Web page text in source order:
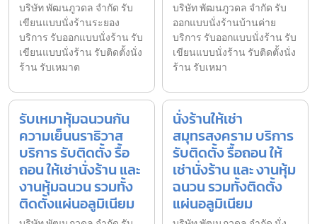
บริษัท พัฒนภูวดล จำกัด รับ
เขียนแบบนั่งร้านระยอง
บริการ รับออกแบบนั่งร้าน รับ
เขียนแบบนั่งร้าน รับติดตั้งนั่ง
ร้าน รับเหมาต
บริษัท พัฒนภูวดล จำกัด รับ
ออกแบบนั่งร้านบ้านค่าย
บริการ รับออกแบบนั่งร้าน รับ
เขียนแบบนั่งร้าน รับติดตั้งนั่ง
ร้าน รับเหมา
รับเหมาหุ้มฉนวนกัน
ความเย็นนราธิวาส
บริการ รับติดตั้ง รื้อ
ถอน ให้เช่านั่งร้าน และ
งานหุ้มฉนวน รวมทั้ง
ติดตั้งแผ่นอลูมิเนียม
นั่งร้านให้เช่า
สมุทรสงคราม บริการ
รับติดตั้ง รื้อถอน ให้
เช่านั่งร้าน และ งานหุ้ม
ฉนวน รวมทั้งติดตั้ง
แผ่นอลูมิเนียม